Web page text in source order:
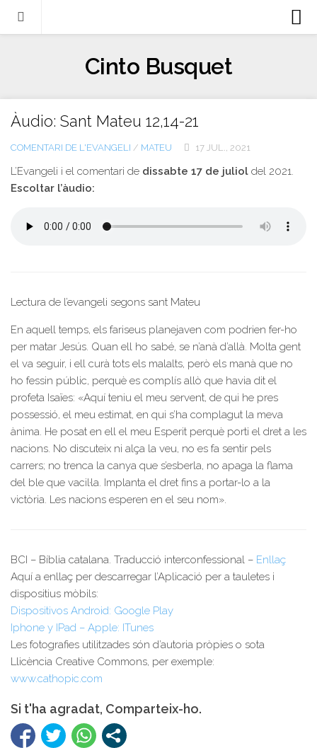
Llibres
Escrits-articles
Notícies
Castellano
English
Cinto Busquet
Àudio: Sant Mateu 12,14-21
COMENTARI DE L'EVANGELI / MATEU 17 JUL., 2021
L’Evangeli i el comentari de dissabte 17 de juliol del 2021.
Escoltar l’àudio:
Lectura de l’evangeli segons sant Mateu
En aquell temps, els fariseus planejaven com podrien fer-ho
per matar Jesús. Quan ell ho sabé, se n’anà d’allà. Molta gent
el va seguir, i ell curà tots els malalts, però els manà que no
ho fessin públic, perquè es complís allò que havia dit el
profeta Isaïes: «Aquí teniu el meu servent, de qui he pres
possessió, el meu estimat, en qui s’ha complagut la meva
ànima. He posat en ell el meu Esperit perquè porti el dret a les
nacions. No discuteix ni alça la veu, no es fa sentir pels
carrers; no trenca la canya que s’esberla, no apaga la flama
del ble que vacil·la. Implanta el dret fins a portar-lo a la
victòria. Les nacions esperen en el seu nom».
BCI – Bíblia catalana. Traducció interconfessional – Enllaç
Aquí a enllaç per descarregar l’Aplicació per a tauletes i
dispositius mòbils:
Dispositivos Android: Google Play
Iphone y IPad – Apple: ITunes
Les fotografies utilitzades són d’autoria pròpies o sota
Llicència Creative Commons, per exemple:
www.cathopic.com
Si t'ha agradat, Comparteix-ho.